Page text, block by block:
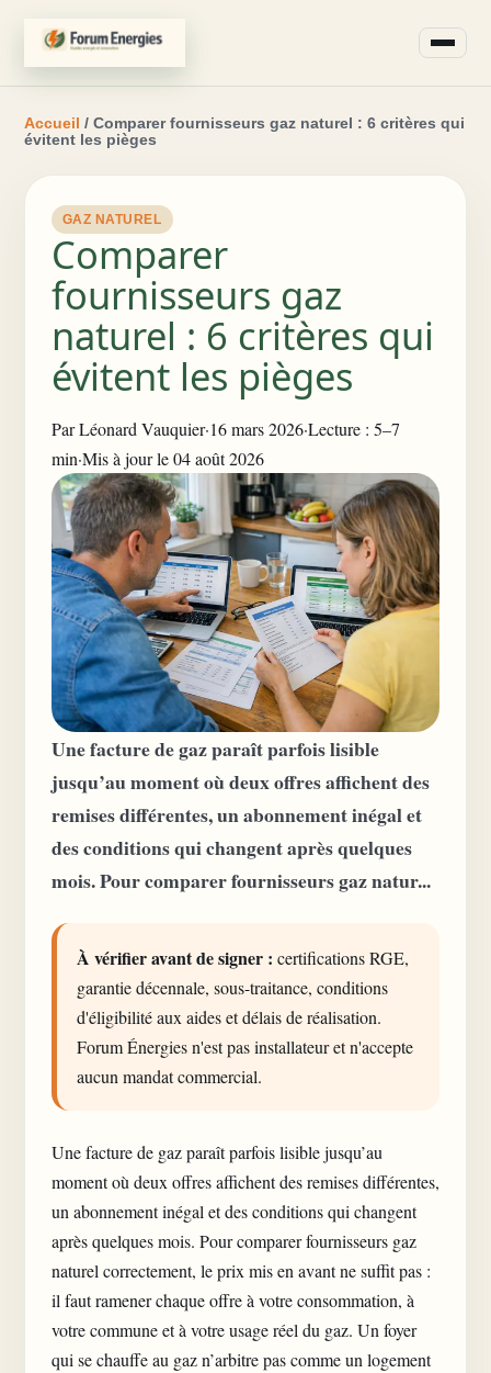
Accueil / Comparer fournisseurs gaz naturel : 6 critères qui
évitent les pièges
GAZ NATUREL
Comparer
fournisseurs gaz
naturel : 6 critères qui
évitent les pièges
ParLéonard Vauquier·16 mars 2026·Lecture : 5–7
min·Mis à jour le 04 août 2026
Une facture de gaz paraît parfois lisible
jusqu’au moment où deux offres affichent des
remises différentes, un abonnement inégal et
des conditions qui changent après quelques
mois. Pour comparer fournisseurs gaz natur...
À vérifier avant de signer : certifications RGE,
garantie décennale, sous-traitance, conditions
d'éligibilité aux aides et délais de réalisation.
Forum Énergies n'est pas installateur et n'accepte
aucun mandat commercial.
Une facture de gaz paraît parfois lisible jusqu’au
moment où deux offres affichent des remises différentes,
un abonnement inégal et des conditions qui changent
après quelques mois. Pourcomparer fournisseurs gaz
naturel correctement, le prix mis en avant ne suffit pas :
il faut ramener chaque offre à votre consommation, à
votre commune et à votre usage réel du gaz. Un foyer
qui se chauffe au gaz n’arbitre pas comme un logement